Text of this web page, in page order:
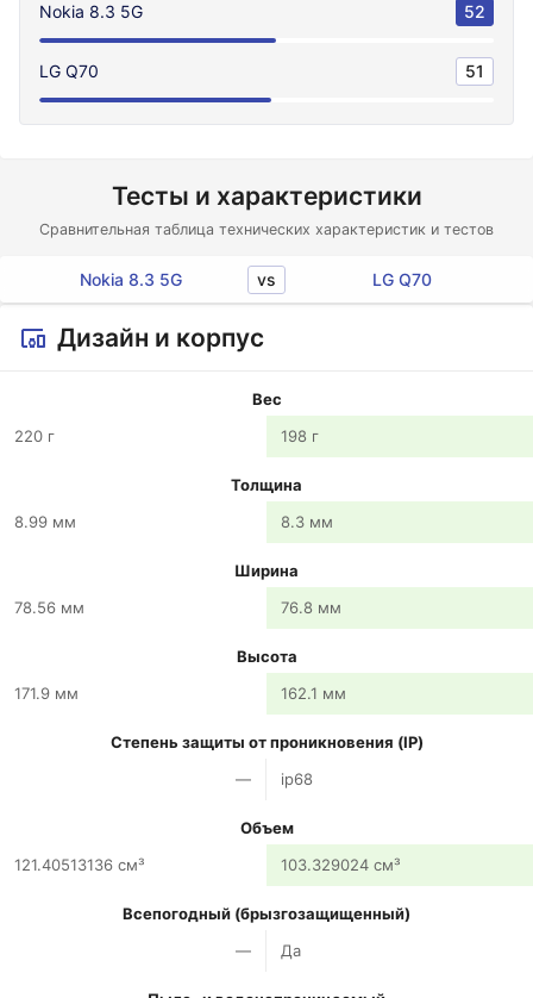
Nokia 8.3 5G 52
LG Q70 51
Тесты и характеристики
Сравнительная таблица технических характеристик и тестов
Nokia 8.3 5G vs LG Q70
Дизайн и корпус
Вес
220 г
198 г
Толщина
8.99 мм
8.3 мм
Ширина
78.56 мм
76.8 мм
Высота
171.9 мм
162.1 мм
Степень защиты от проникновения (IP)
—
ip68
Объем
121.40513136 см³
103.329024 см³
Всепогодный (брызгозащищенный)
—
Да